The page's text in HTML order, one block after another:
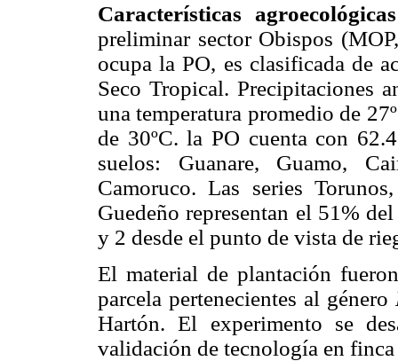
Características
preliminar sector Obispos
ocupa la PO, es clasificada de
Seco Tropical. Precipitaciones
una temperatura promedio de
de 30ºC. la PO cuenta con
suelos: Guanare, Guamo,
Camoruco. Las series
Guedeño representan el 51%
y 2 desde el punto de vista de
El material de plantación
parcela pertenecientes al género
Hartón. El experimento se
validación de tecnología en